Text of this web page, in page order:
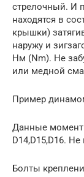
стрелочный. И
находятся в
крышки)
наружу и
Нм (Nm). Не
или медной
Пример
Данные
D14,D15,D16.
Болты